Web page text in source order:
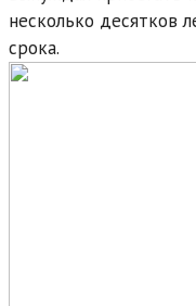
несколько десятков
срока.